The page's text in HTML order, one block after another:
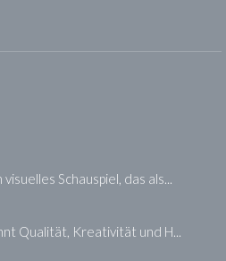
Schauspiel, das als...
Qualität, Kreativität und H...